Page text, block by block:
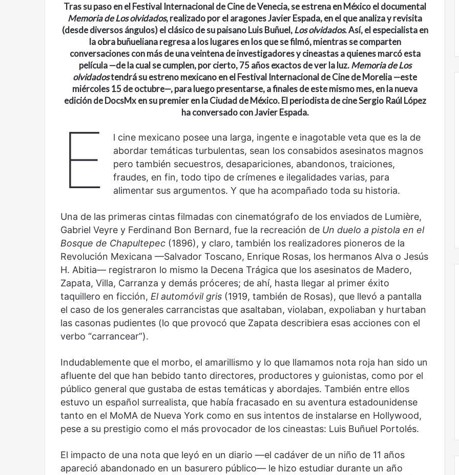
Tras su paso en el Festival Internacional de Cine de Venecia, se estrena en México el documental
Memoria de Los olvidados, realizado por el aragones Javier Espada, en el que analiza y revisita
(desde diversos ángulos) el clásico de su paisano Luis Buñuel,Los olvidados. Así, el especialista en
la obra buñueliana regresa a los lugares en los que se filmó, mientras se comparten
conversaciones con más de una veintena de investigadores y cineastas a quienes marcó esta
película —de la cual se cumplen, por cierto, 75 años exactos de ver la luz.Memoria de Los
olvidadostendrá su estreno mexicano en el Festival Internacional de Cine de Morelia —este
miércoles 15 de octubre—, para luego presentarse, a finales de este mismo mes, en la nueva
edición de DocsMx en su premier en la Ciudad de México. El periodista de cine Sergio Raúl López
ha conversado con Javier Espada.
E
l cine mexicano posee una larga, ingente e inagotable veta que es la de
abordar temáticas turbulentas, sean los consabidos asesinatos magnos
pero también secuestros, desapariciones, abandonos, traiciones,
fraudes, en fin, todo tipo de crímenes e ilegalidades varias, para
alimentar sus argumentos. Y que ha acompañado toda su historia.
Una de las primeras cintas filmadas con cinematógrafo de los enviados de Lumière,
Gabriel Veyre y Ferdinand Bon Bernard, fue la recreación de Un duelo a pistola en el
Bosque de Chapultepec (1896), y claro, también los realizadores pioneros de la
Revolución Mexicana —Salvador Toscano, Enrique Rosas, los hermanos Alva o Jesús
H. Abitia— registraron lo mismo la Decena Trágica que los asesinatos de Madero,
Zapata, Villa, Carranza y demás próceres; de ahí, hasta llegar al primer éxito
taquillero en ficción, El automóvil gris (1919, también de Rosas), que llevó a pantalla
el caso de los generales carrancistas que asaltaban, violaban, expoliaban y hurtaban
las casonas pudientes (lo que provocó que Zapata describiera esas acciones con el
verbo “carrancear”).
Indudablemente que el morbo, el amarillismo y lo que llamamos nota roja han sido un
afluente del que han bebido tanto directores, productores y guionistas, como por el
público general que gustaba de estas temáticas y abordajes. También entre ellos
estuvo un español surrealista, que había fracasado en su aventura estadounidense
tanto en el MoMA de Nueva York como en sus intentos de instalarse en Hollywood,
pese a su prestigio como el más provocador de los cineastas: Luis Buñuel Portolés.
El impacto de una nota que leyó en un diario —el cadáver de un niño de 11 años
apareció abandonado en un basurero público— le hizo estudiar durante un año
mirada diferente
la
Sala
Nacional
Contemporánea,
un
nuevo
para
el
arte
y
la
cultura
Abre la Sala Nacional
para el arte y la cultura
más
sin
todas
las
voces:
la
de
la
letras
mexicanas
en
nueva
colección
digital
Nunca más sin todas las voces: la
una nueva colección digital
Olvido
Olvido
El
dragón
El dragón